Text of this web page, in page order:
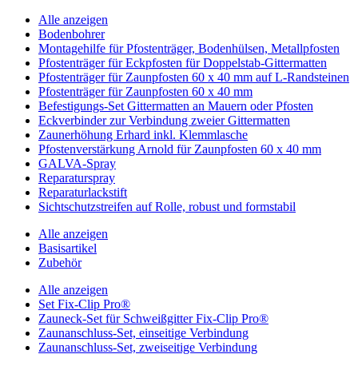
Alle anzeigen
Bodenbohrer
Montagehilfe für Pfostenträger, Bodenhülsen, Metallpfosten
Pfostenträger für Eckpfosten für Doppelstab-Gittermatten
Pfostenträger für Zaunpfosten 60 x 40 mm auf L-Randsteinen
Pfostenträger für Zaunpfosten 60 x 40 mm
Befestigungs-Set Gittermatten an Mauern oder Pfosten
Eckverbinder zur Verbindung zweier Gittermatten
Zaunerhöhung Erhard inkl. Klemmlasche
Pfostenverstärkung Arnold für Zaunpfosten 60 x 40 mm
GALVA-Spray
Reparaturspray
Reparaturlackstift
Sichtschutzstreifen auf Rolle, robust und formstabil
Alle anzeigen
Basisartikel
Zubehör
Alle anzeigen
Set Fix-Clip Pro®
Zauneck-Set für Schweißgitter Fix-Clip Pro®
Zaunanschluss-Set, einseitige Verbindung
Zaunanschluss-Set, zweiseitige Verbindung